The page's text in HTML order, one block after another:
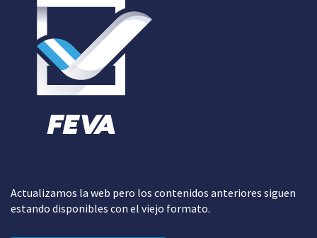
Actualizamos la web pero los contenidos anteriores siguen
estando disponibles con el viejo formato.